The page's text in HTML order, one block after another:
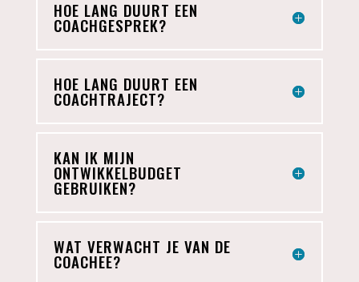
HOE LANG DUURT EEN
COACHGESPREK?
HOE LANG DUURT EEN
COACHTRAJECT?
KAN IK MIJN
ONTWIKKELBUDGET
GEBRUIKEN?
WAT VERWACHT JE VAN DE
COACHEE?